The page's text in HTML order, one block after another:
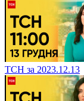
ТСН за 2023.12.13